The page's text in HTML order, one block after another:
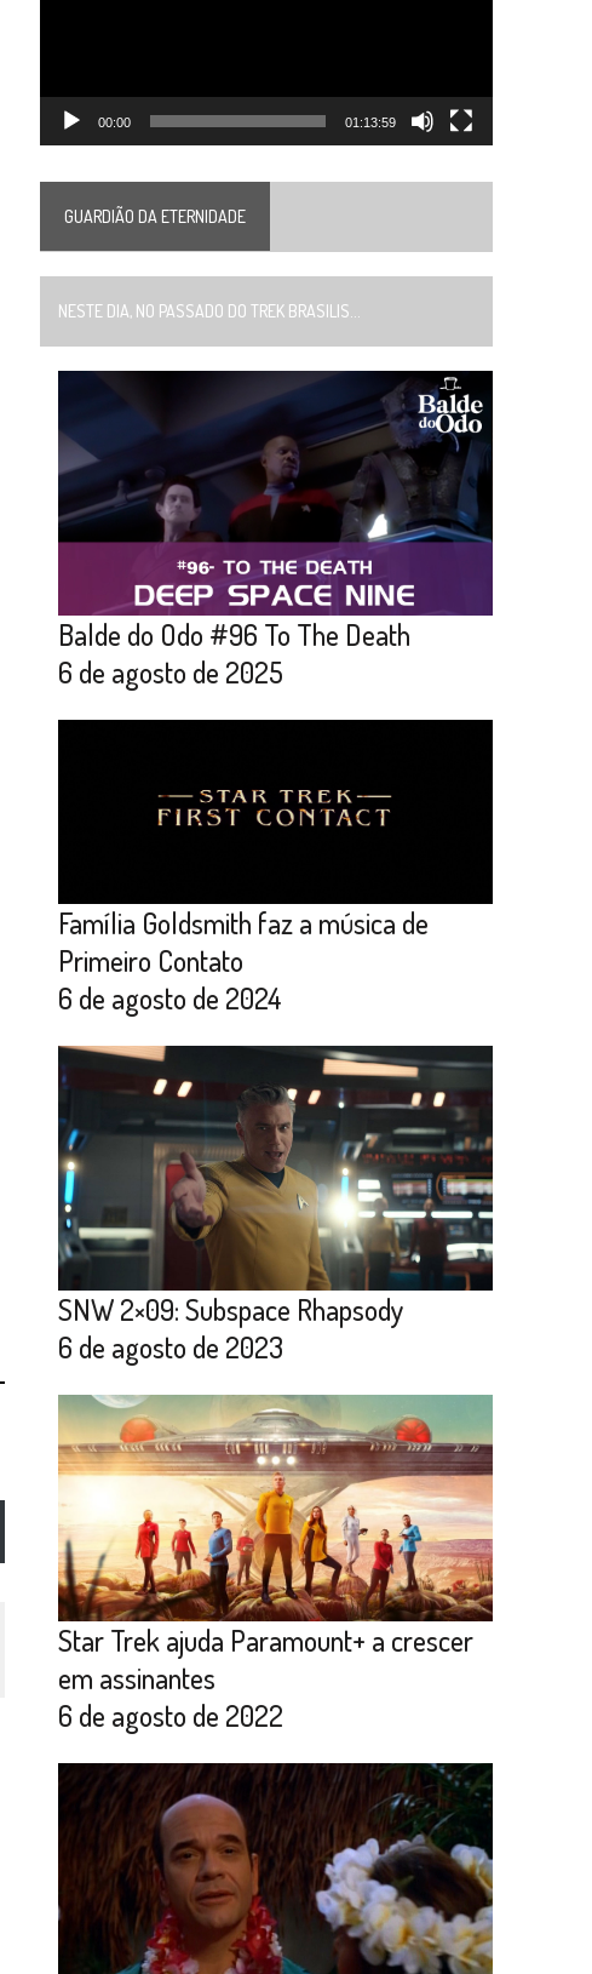
00:00 01:13:59
GUARDIÃO DA ETERNIDADE
NESTE DIA, NO PASSADO DO TREK BRASILIS...
Balde do Odo #96 To The Death
6 de agosto de 2025
Família Goldsmith faz a música de
Primeiro Contato
6 de agosto de 2024
SNW 2×09: Subspace Rhapsody
6 de agosto de 2023
Star Trek ajuda Paramount+ a crescer
em assinantes
6 de agosto de 2022